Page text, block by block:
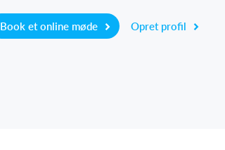
Book et online møde Opret profil